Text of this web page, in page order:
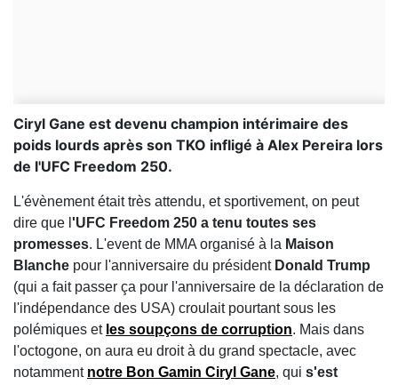
Ciryl Gane est devenu champion intérimaire des
poids lourds après son TKO infligé à Alex Pereira lors
de l'UFC Freedom 250.
L'évènement était très attendu, et sportivement, on peut
dire que l 'UFC Freedom 250 a tenu toutes ses
promesses. L'event de MMA organisé à la Maison
Blanche pour l'anniversaire du présidentDonald Trump
(qui a fait passer ça pour l'anniversaire de la déclaration de
l'indépendance des USA) croulait pourtant sous les
polémiques et les soupçons de corruption. Mais dans
l'octogone, on aura eu droit à du grand spectacle, avec
notamment notre Bon Gamin Ciryl Gane, qui s'est